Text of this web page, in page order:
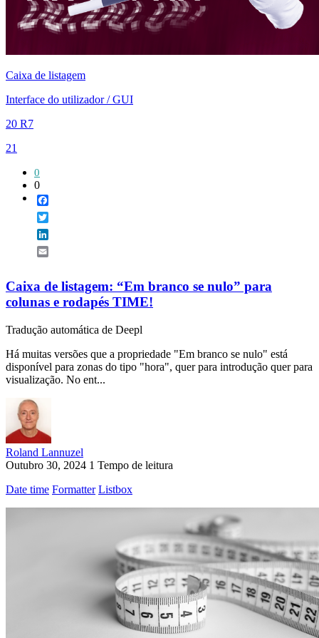
Caixa de listagem
Interface do utilizador / GUI
20 R7
21
0
0
Caixa de listagem: “Em branco se nulo” para
colunas e rodapés TIME!
Tradução automática de Deepl
Há muitas versões que a propriedade "Em branco se nulo" está
disponível para zonas do tipo "hora", quer para introdução quer para
visualização. No ent...
Roland Lannuzel
Outubro 30, 2024 1 Tempo de leitura
Date time Formatter Listbox